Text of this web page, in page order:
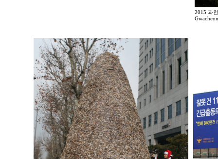
2015 과